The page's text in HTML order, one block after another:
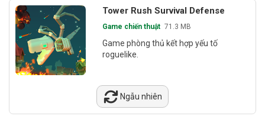
Tower Rush Survival Defense
Game chiến thuật 71.3 MB
Game phòng thủ kết hợp yếu tố
roguelike.
Ngẫu nhiên